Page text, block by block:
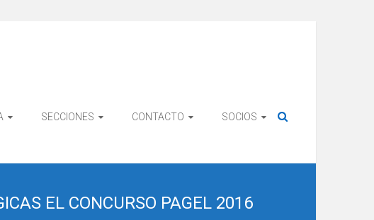
SECCIONES CONTACTO SOCIOS
EL CONCURSO PAGEL 2016